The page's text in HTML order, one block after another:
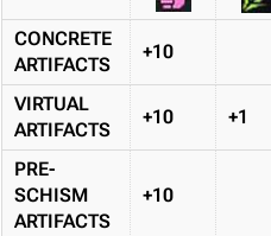
CONCRETE
ARTIFACTS
+10
VIRTUAL
ARTIFACTS
+10 +1
PRE-
SCHISM
ARTIFACTS
+10